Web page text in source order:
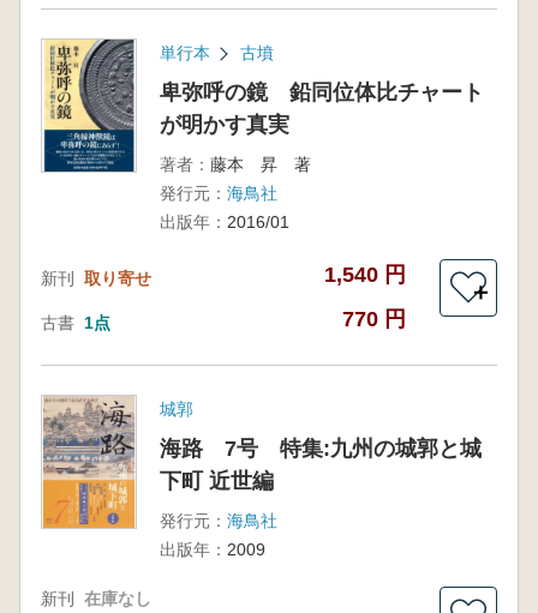
単行本 古墳
卑弥呼の鏡 鉛同位体比チャート
が明かす真実
著者： 藤本 昇 著
発行元： 海鳥社
出版年： 2016/01
新刊 取り寄せ 1,540 円
古書 1点 770 円
＋
城郭
海路 7号 特集:九州の城郭と城
下町 近世編
発行元： 海鳥社
出版年： 2009
新刊 在庫なし